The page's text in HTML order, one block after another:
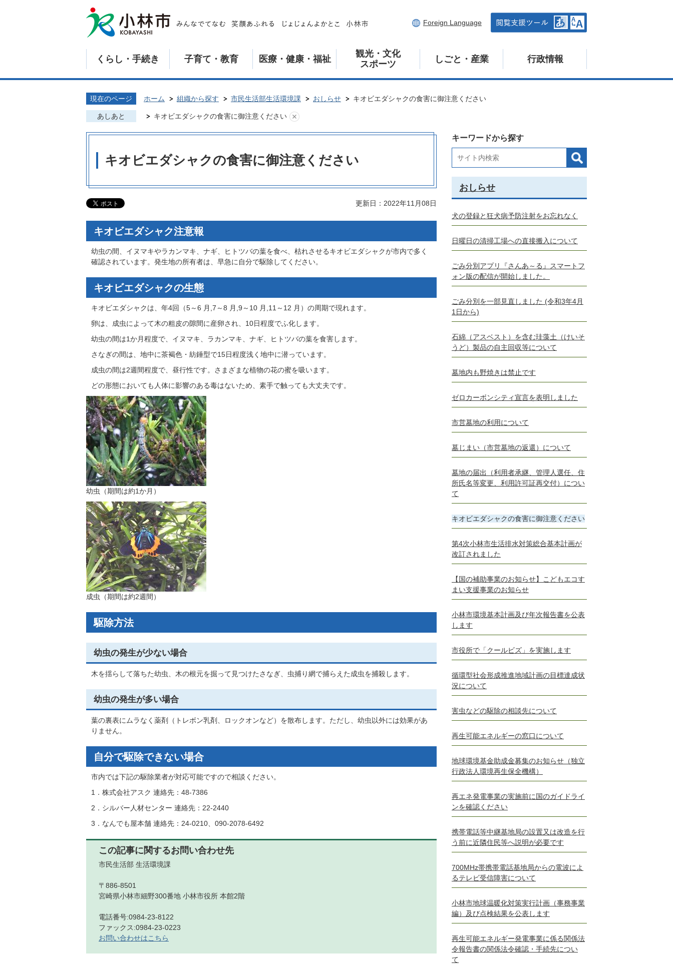
Foreign Language
くらし・手続き 子育て・教育 医療・健康・福祉
観光・文化
スポーツ
しごと・産業 行政情報
現在のページ ホーム 組織から探す 市民生活部生活環境課 おしらせ キオビエダシャクの食害に御注意ください
あしあと キオビエダシャクの食害に御注意ください
キオビエダシャクの食害に御注意ください
更新日：2022年11月08日
キオビエダシャク注意報
幼虫の間、イヌマキやラカンマキ、ナギ、ヒトツバの葉を食べ、枯れさせるキオビエダシャクが市内で多く
確認されています。発生地の所有者は、早急に自分で駆除してください。
キオビエダシャクの生態
キオビエダシャクは、年4回（5～6 月,7～8 月,9～10 月,11～12 月）の周期で現れます。
卵は、成虫によって木の粗皮の隙間に産卵され、10日程度でふ化します。
幼虫の間は1か月程度で、イヌマキ、ラカンマキ、ナギ、ヒトツバの葉を食害します。
さなぎの間は、地中に茶褐色・紡錘型で15日程度浅く地中に潜っています。
成虫の間は2週間程度で、昼行性です。さまざまな植物の花の蜜を吸います。
どの形態においても人体に影響のある毒はないため、素手で触っても大丈夫です。
幼虫（期間は約1か月）
成虫（期間は約2週間）
駆除方法
幼虫の発生が少ない場合
木を揺らして落ちた幼虫、木の根元を掘って見つけたさなぎ、虫捕り網で捕らえた成虫を捕殺します。
幼虫の発生が多い場合
葉の裏表にムラなく薬剤（トレボン乳剤、ロックオンなど）を散布します。ただし、幼虫以外には効果があ
りません。
自分で駆除できない場合
市内では下記の駆除業者が対応可能ですので相談ください。
1．株式会社アスク 連絡先：48-7386
2．シルバー人材センター 連絡先：22-2440
3．なんでも屋本舗 連絡先：24-0210、090-2078-6492
この記事に関するお問い合わせ先
市民生活部 生活環境課
〒886-8501
宮崎県小林市細野300番地 小林市役所 本館2階
電話番号:0984-23-8122
ファックス:0984-23-0223
お問い合わせはこちら
キーワードから探す
おしらせ
犬の登録と狂犬病予防注射をお忘れなく
日曜日の清掃工場への直接搬入について
ごみ分別アプリ『さんあ～る』スマートフ
ォン版の配信が開始しました。
ごみ分別を一部見直しました (令和3年4月
1日から)
石綿（アスベスト）を含む珪藻土（けいそ
うど）製品の自主回収等について
墓地内も野焼きは禁止です
ゼロカーボンシティ宣言を表明しました
市営墓地の利用について
墓じまい（市営墓地の返還）について
墓地の届出（利用者承継、管理人選任、住
所氏名等変更、利用許可証再交付）につい
て
キオビエダシャクの食害に御注意ください
第4次小林市生活排水対策総合基本計画が
改訂されました
【国の補助事業のお知らせ】こどもエコす
まい支援事業のお知らせ
小林市環境基本計画及び年次報告書を公表
します
市役所で「クールビズ」を実施します
循環型社会形成推進地域計画の目標達成状
況について
害虫などの駆除の相談先について
再生可能エネルギーの窓口について
地球環境基金助成金募集のお知らせ（独立
行政法人環境再生保全機構）
再エネ発電事業の実施前に国のガイドライ
ンを確認ください
携帯電話等中継基地局の設置又は改造を行
う前に近隣住民等へ説明が必要です
700MHz帯携帯電話基地局からの電波によ
るテレビ受信障害について
小林市地球温暖化対策実行計画（事務事業
編）及び点検結果を公表します
再生可能エネルギー発電事業に係る関係法
令報告書の関係法令確認・手続先につい
て